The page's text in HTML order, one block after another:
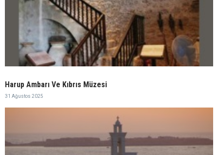
Harup Ambarı Ve Kıbrıs Müzesi
31 Ağustos 2025